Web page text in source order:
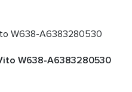
W638-A6383280530
W638-A6383280530